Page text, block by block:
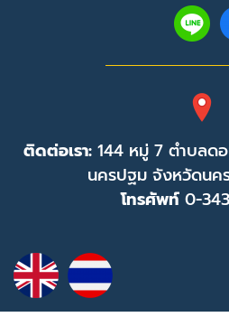
ติดต่อเรา: 144 หมู่ 7 ตำบลด
นครปฐม จังหวัดน
โทรศัพท์ 0-